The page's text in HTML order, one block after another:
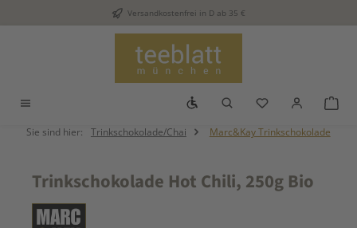
Zum Hauptinhalt springenVersandkostenfrei in D ab 35 €
Werkzeugleiste anzeigen
Du hast 0
Sie sind hier: Trinkschokolade/Chai Marc&Kay Trinkschokolade
Trinkschokolade Hot Chili, 250g Bio